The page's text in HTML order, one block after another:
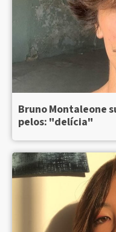
Bruno Montaleone
pelos: "delícia"